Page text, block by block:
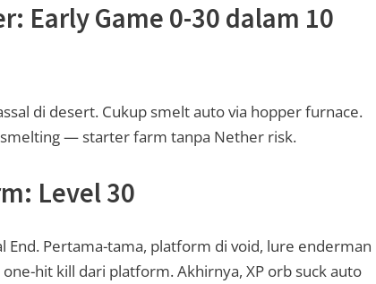
Early Game 0-30 dalam 10
di desert. Cukup smelt auto via hopper furnace.
smelting — starter farm tanpa Nether risk.
Level 30
End. Pertama-tama, platform di void, lure enderman
hit kill dari platform. Akhirnya, XP orb suck auto